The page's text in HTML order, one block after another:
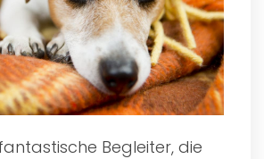
Begleiter, die